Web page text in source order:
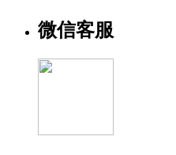
微信客服